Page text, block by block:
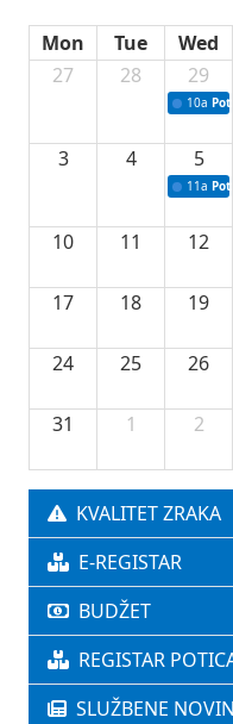
Mon Tue Wed
27
28 29
10a
3 4 5
11a
10 11 12
17 18 19
24 25 26
31 1 2
KVALITET ZRAKA
E-REGISTAR
BUDŽET
REGISTAR
SLUŽBENE